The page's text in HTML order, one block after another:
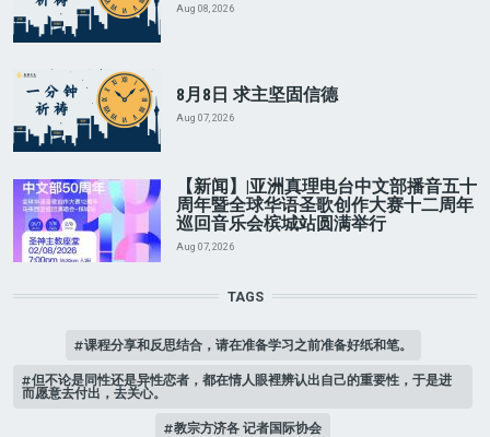
Aug 08, 2026
8月8日 求主坚固信德
Aug 07, 2026
【新闻】|亚洲真理电台中文部播音五十
周年暨全球华语圣歌创作大赛十二周年
巡回音乐会槟城站圆满举行
Aug 07, 2026
TAGS
课程分享和反思结合，请在准备学习之前准备好纸和笔。
但不论是同性还是异性恋者，都在情人眼裡辨认出自己的重要性，于是进
而愿意去付出，去关心。
教宗方济各 记者国际协会